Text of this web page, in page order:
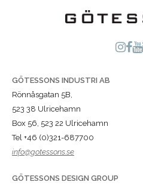
GÖTESSONS INDUSTRI AB
Rönnåsgatan 5B,
523 38 Ulricehamn
Box 56, 523 22 Ulricehamn
Tel +46 (0)321-687700
info@gotessons.se
GÖTESSONS DESIGN GROUP